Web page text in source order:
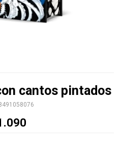
cantos pintados